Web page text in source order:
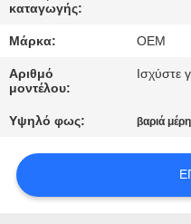
SITEMAP
ΠΟΛΙΤΙΚΉ
ΑΠΟΡΡΉΤΟΥ
καταγωγής:
Μάρκα: OEM
Αριθμό
μοντέλου:
Ισχύστε
Υψηλό φως: βαριά